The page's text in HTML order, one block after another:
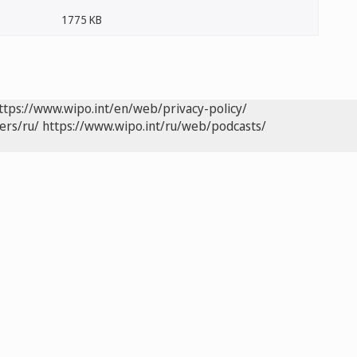
1775 KB
www.wipo.int/en/web/privacy-policy/
ru/ https://www.wipo.int/ru/web/podcasts/